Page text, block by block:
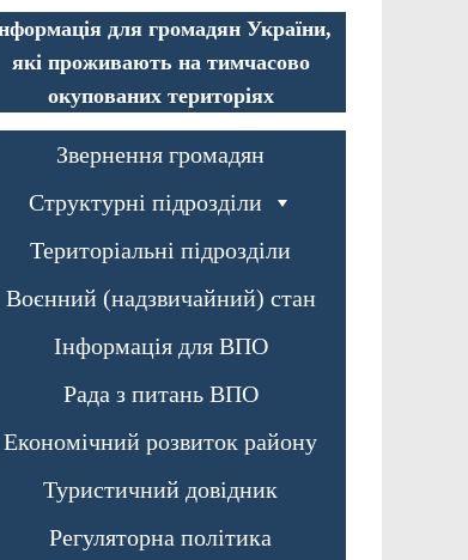
для громадян України,
які проживають на тимчасово
окупованих територіях
Звернення громадян
Структурні підрозділи
Територіальні підрозділи
Воєнний (надзвичайний) стан
Інформація для ВПО
Рада з питань ВПО
Економічний розвиток району
Туристичний довідник
Регуляторна політика